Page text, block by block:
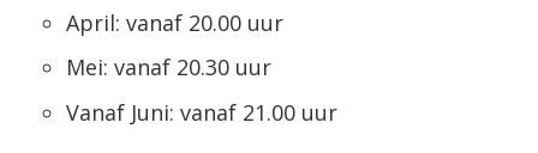
April: vanaf 20.00 uur
Mei: vanaf 20.30 uur
Vanaf Juni: vanaf 21.00 uur